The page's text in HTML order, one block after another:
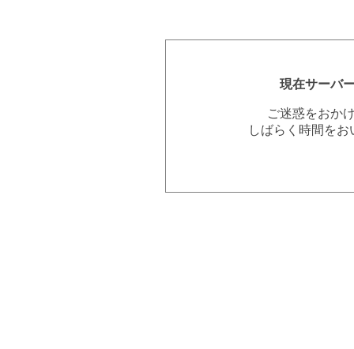
現在サーバ
ご迷惑をおか
しばらく時間を